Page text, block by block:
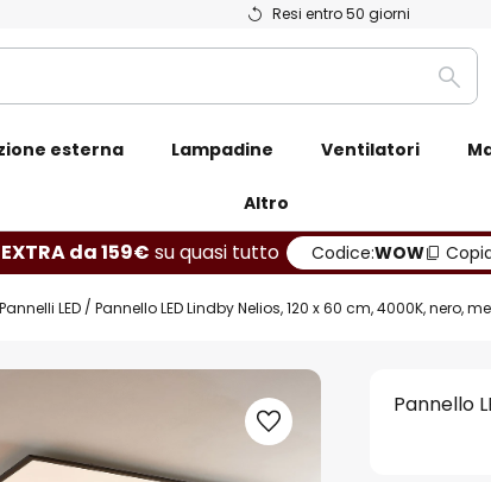
Resi entro 50 giorni
esterna Lampadine Ventilatori
Altro
da 159€ su quasi tutto Codice:WOW
Pannelli LED Pannello LED Lindby Nelios, 120 x 60 cm, 4000K, nero,
Pannello